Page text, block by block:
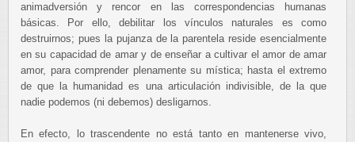
animadversión y rencor en las correspondencias humanas
básicas. Por ello, debilitar los vínculos naturales es como
destruirnos; pues la pujanza de la parentela reside esencialmente
en su capacidad de amar y de enseñar a cultivar el amor de amar
amor, para comprender plenamente su mística; hasta el extremo
de que la humanidad es una articulación indivisible, de la que
nadie podemos (ni debemos) desligarnos.
En efecto, lo trascendente no está tanto en mantenerse vivo,